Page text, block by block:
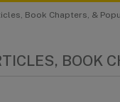
Book Chapters, &
BOOK